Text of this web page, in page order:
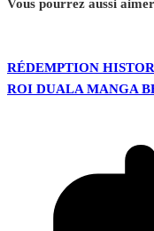
Vous pourrez aussi aimer
RÉDEMPTION
ROI DUALA MANGA